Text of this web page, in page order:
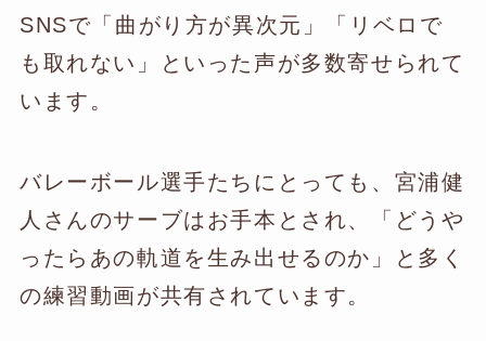
SNSで「曲がり方が異次元」「リベロで
も取れない」といった声が多数寄せられて
います。
バレーボール選手たちにとっても、宮浦健
人さんのサーブはお手本とされ、「どうや
ったらあの軌道を生み出せるのか」と多く
の練習動画が共有されています。